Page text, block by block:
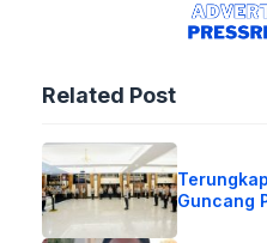
Related Post
Guncang